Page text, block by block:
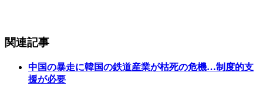
関連記事
中国の暴走に韓国の鉄道産業が枯死の危機…制度的支
援が必要